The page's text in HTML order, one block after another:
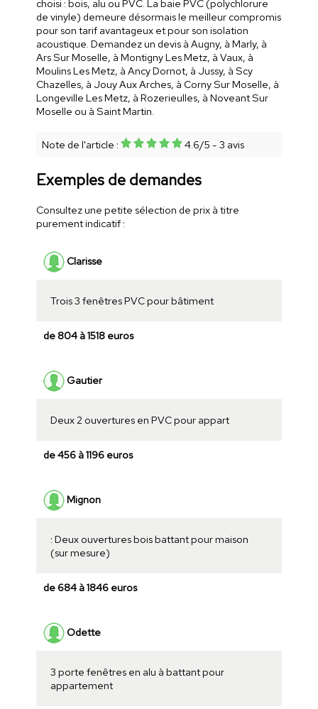
choisi : bois, alu ou PVC. La baie PVC (polychlorure
de vinyle) demeure désormais le meilleur compromis
pour son tarif avantageux et pour son isolation
acoustique. Demandez un devis à Augny, à Marly, à
Ars Sur Moselle, à Montigny Les Metz, à Vaux, à
Moulins Les Metz, à Ancy Dornot, à Jussy, à Scy
Chazelles, à Jouy Aux Arches, à Corny Sur Moselle, à
Longeville Les Metz, à Rozerieulles, à Noveant Sur
Moselle ou à Saint Martin.
Note de l'article : 4.6/5 - 3 avis
Exemples de demandes
Consultez une petite sélection de prix à titre
purement indicatif :
Clarisse
Trois 3 fenêtres PVC pour bâtiment
de 804 à 1518 euros
Gautier
Deux 2 ouvertures en PVC pour appart
de 456 à 1196 euros
Mignon
: Deux ouvertures bois battant pour maison
(sur mesure)
de 684 à 1846 euros
Odette
3 porte fenêtres en alu à battant pour
appartement